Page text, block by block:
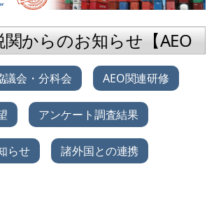
からのお知らせ【AEO
議会・分科会 AEO関連研修
アンケート調査結果
らせ 諸外国との連携